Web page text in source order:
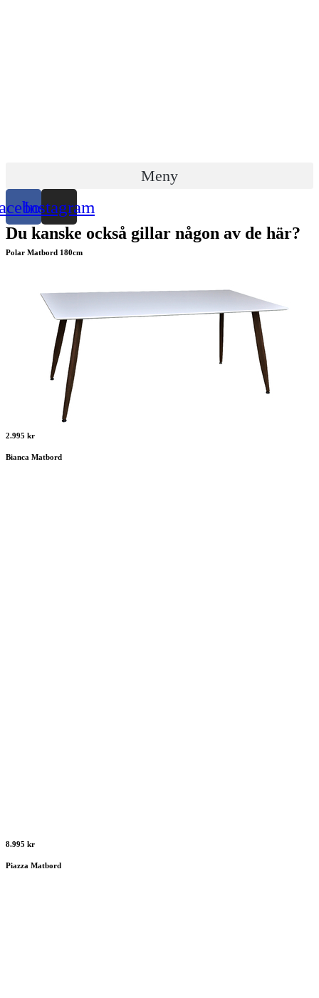
Meny
Instagram
Du kanske också gillar någon av de här?
Polar Matbord 180cm
2.995 kr
Bianca Matbord
8.995 kr
Piazza Matbord